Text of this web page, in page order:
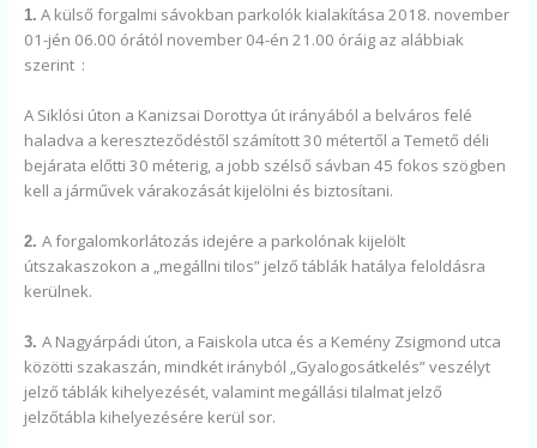
1. A külső forgalmi sávokban parkolók kialakítása 2018. november
01-jén 06.00 órától november 04-én 21.00 óráig az alábbiak
szerint :
A Siklósi úton a Kanizsai Dorottya út irányából a belváros felé
haladva a kereszteződéstől számított 30 métertől a Temető déli
bejárata előtti 30 méterig, a jobb szélső sávban 45 fokos szögben
kell a járművek várakozását kijelölni és biztosítani.
2.A forgalomkorlátozás idejére a parkolónak kijelölt
útszakaszokon a „megállni tilos” jelző táblák hatálya feloldásra
kerülnek.
3.A Nagyárpádi úton, a Faiskola utca és a Kemény Zsigmond utca
közötti szakaszán, mindkét irányból „Gyalogosátkelés” veszélyt
jelző táblák kihelyezését, valamint megállási tilalmat jelző
jelzőtábla kihelyezésére kerül sor.